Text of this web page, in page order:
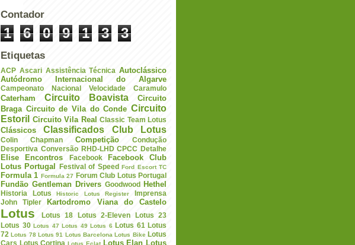
Contador
1 6 0 9 1 3 3
Etiquetas
ACP Ascari Assistência Técnica Autoclássico
Autódromo Internacional do Algarve
Campeonato Nacional Velocidade Caramulo
Caterham Circuito Boavista
Circuito
Braga Circuito de Vila do Conde Circuito
Estoril Circuito Vila Real Classic Team Lotus
Clássicos Classificados Club Lotus
Colin Chapman Competição
Condução
Desportiva Conversão RHD-LHD CPCC Detalhe
Elise Encontros Facebook
Facebook Club
Lotus Portugal Festival of Speed Ford Escort TC
Formula 1 Formula 27 Forum Club Lotus Portugal
Fundão Gentleman Drivers Goodwood Hethel
Historia Lotus Historic Lotus Register
Imprensa
John Tipler
Kartodromo Viana do Castelo
Lotus Lotus 18 Lotus 2-Eleven
Lotus 23
Lotus 30 Lotus 47 Lotus 49 Lotus 6 Lotus 61 Lotus
72 Lotus 78 Lotus 91 Lotus Barcelona Lotus Bike Lotus
Cars Lotus Cortina Lotus Eclat Lotus Elan Lotus